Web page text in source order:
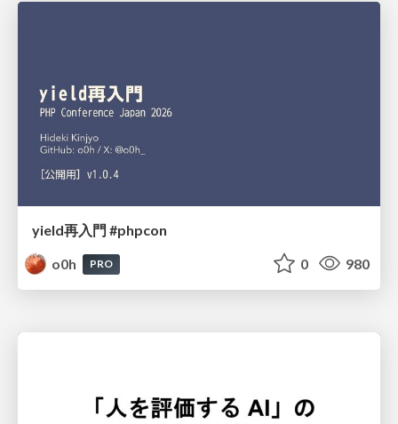
yield再入門 #phpcon
o0h
PRO 0 980